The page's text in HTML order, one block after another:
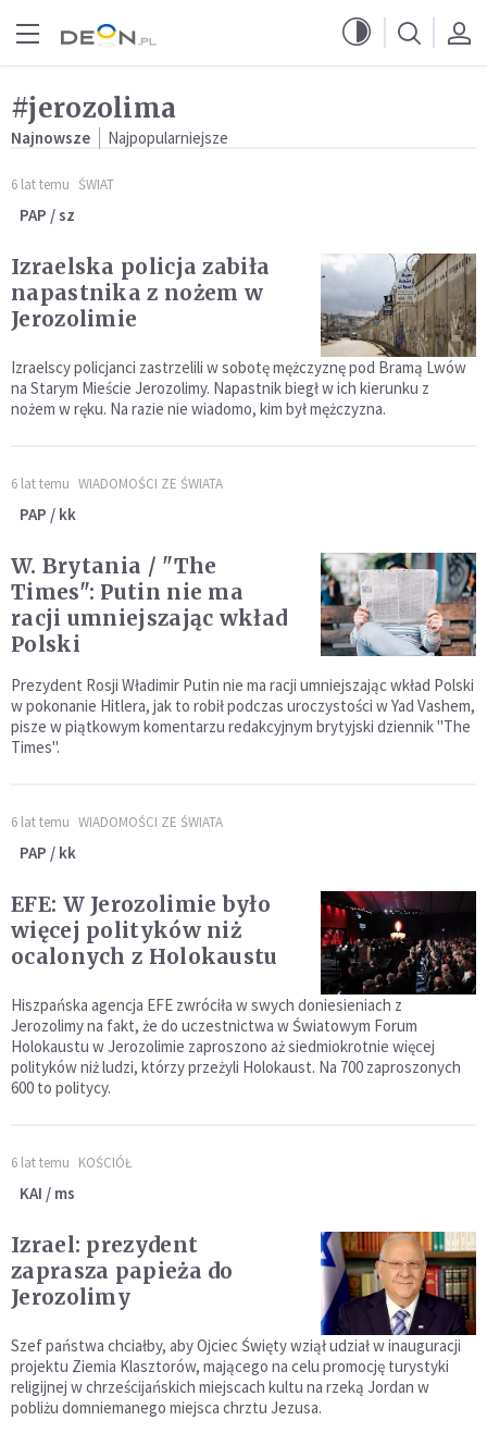
#jerozolima
Najnowsze Najpopularniejsze
6 lat temu ŚWIAT
PAP / sz
Izraelska policja zabiła
napastnika z nożem w
Jerozolimie
Izraelscy policjanci zastrzelili w sobotę mężczyznę pod Bramą Lwów
na Starym Mieście Jerozolimy. Napastnik biegł w ich kierunku z
nożem w ręku. Na razie nie wiadomo, kim był mężczyzna.
6 lat temu WIADOMOŚCI ZE ŚWIATA
PAP / kk
W. Brytania / "The
Times": Putin nie ma
racji umniejszając wkład
Polski
Prezydent Rosji Władimir Putin nie ma racji umniejszając wkład Polski
w pokonanie Hitlera, jak to robił podczas uroczystości w Yad Vashem,
pisze w piątkowym komentarzu redakcyjnym brytyjski dziennik "The
Times".
6 lat temu WIADOMOŚCI ZE ŚWIATA
PAP / kk
EFE: W Jerozolimie było
więcej polityków niż
ocalonych z Holokaustu
Hiszpańska agencja EFE zwróciła w swych doniesieniach z
Jerozolimy na fakt, że do uczestnictwa w Światowym Forum
Holokaustu w Jerozolimie zaproszono aż siedmiokrotnie więcej
polityków niż ludzi, którzy przeżyli Holokaust. Na 700 zaproszonych
600 to politycy.
6 lat temu KOŚCIÓŁ
KAI / ms
Izrael: prezydent
zaprasza papieża do
Jerozolimy
Szef państwa chciałby, aby Ojciec Święty wziął udział w inauguracji
projektu Ziemia Klasztorów, mającego na celu promocję turystyki
religijnej w chrześcijańskich miejscach kultu na rzeką Jordan w
pobliżu domniemanego miejsca chrztu Jezusa.